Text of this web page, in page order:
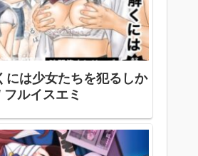
には少女たちを犯るしか
ルイスエミ